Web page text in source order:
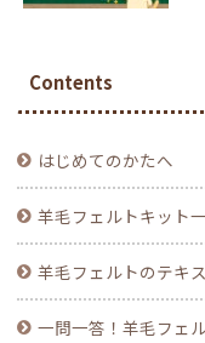
Contents
はじめてのかたへ
羊毛フェルトキット
羊毛フェルトのテキ
一問一答！羊毛フェ